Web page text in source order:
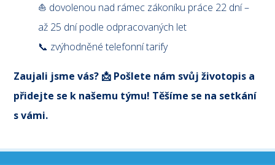
⛵ dovolenou nad rámec zákoníku práce 22 dní –
až 25 dní podle odpracovaných let
📞 zvýhodněné telefonní tarify
Zaujali jsme vás? 📩 Pošlete nám svůj životopis a
přidejte se k našemu týmu! Těšíme se na setkání
s vámi.